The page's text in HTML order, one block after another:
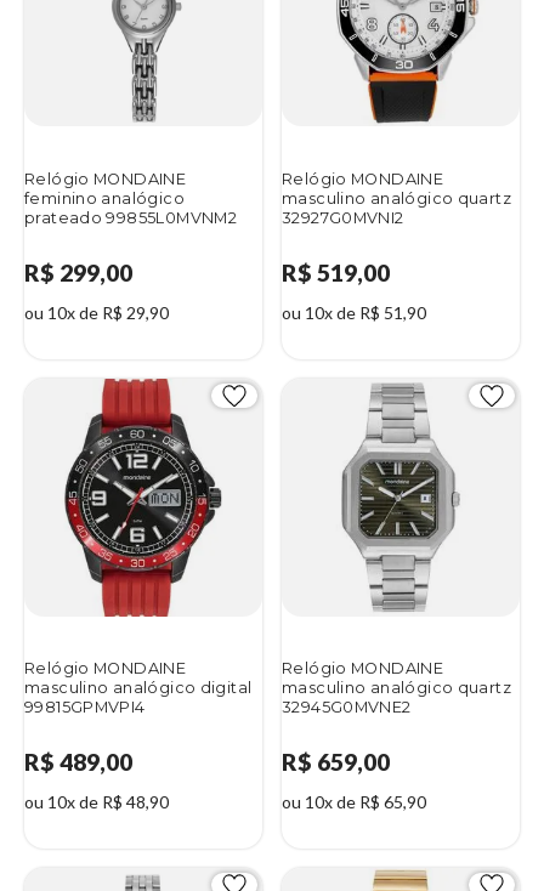
Relógio MONDAINE
feminino analógico
prateado 99855L0MVNM2
R$ 299,00
ou 10x de R$ 29,90
Relógio MONDAINE
masculino analógico quartz
32927G0MVNI2
R$ 519,00
ou 10x de R$ 51,90
Relógio MONDAINE
masculino analógico digital
99815GPMVPI4
R$ 489,00
ou 10x de R$ 48,90
Relógio MONDAINE
masculino analógico quartz
32945G0MVNE2
R$ 659,00
ou 10x de R$ 65,90